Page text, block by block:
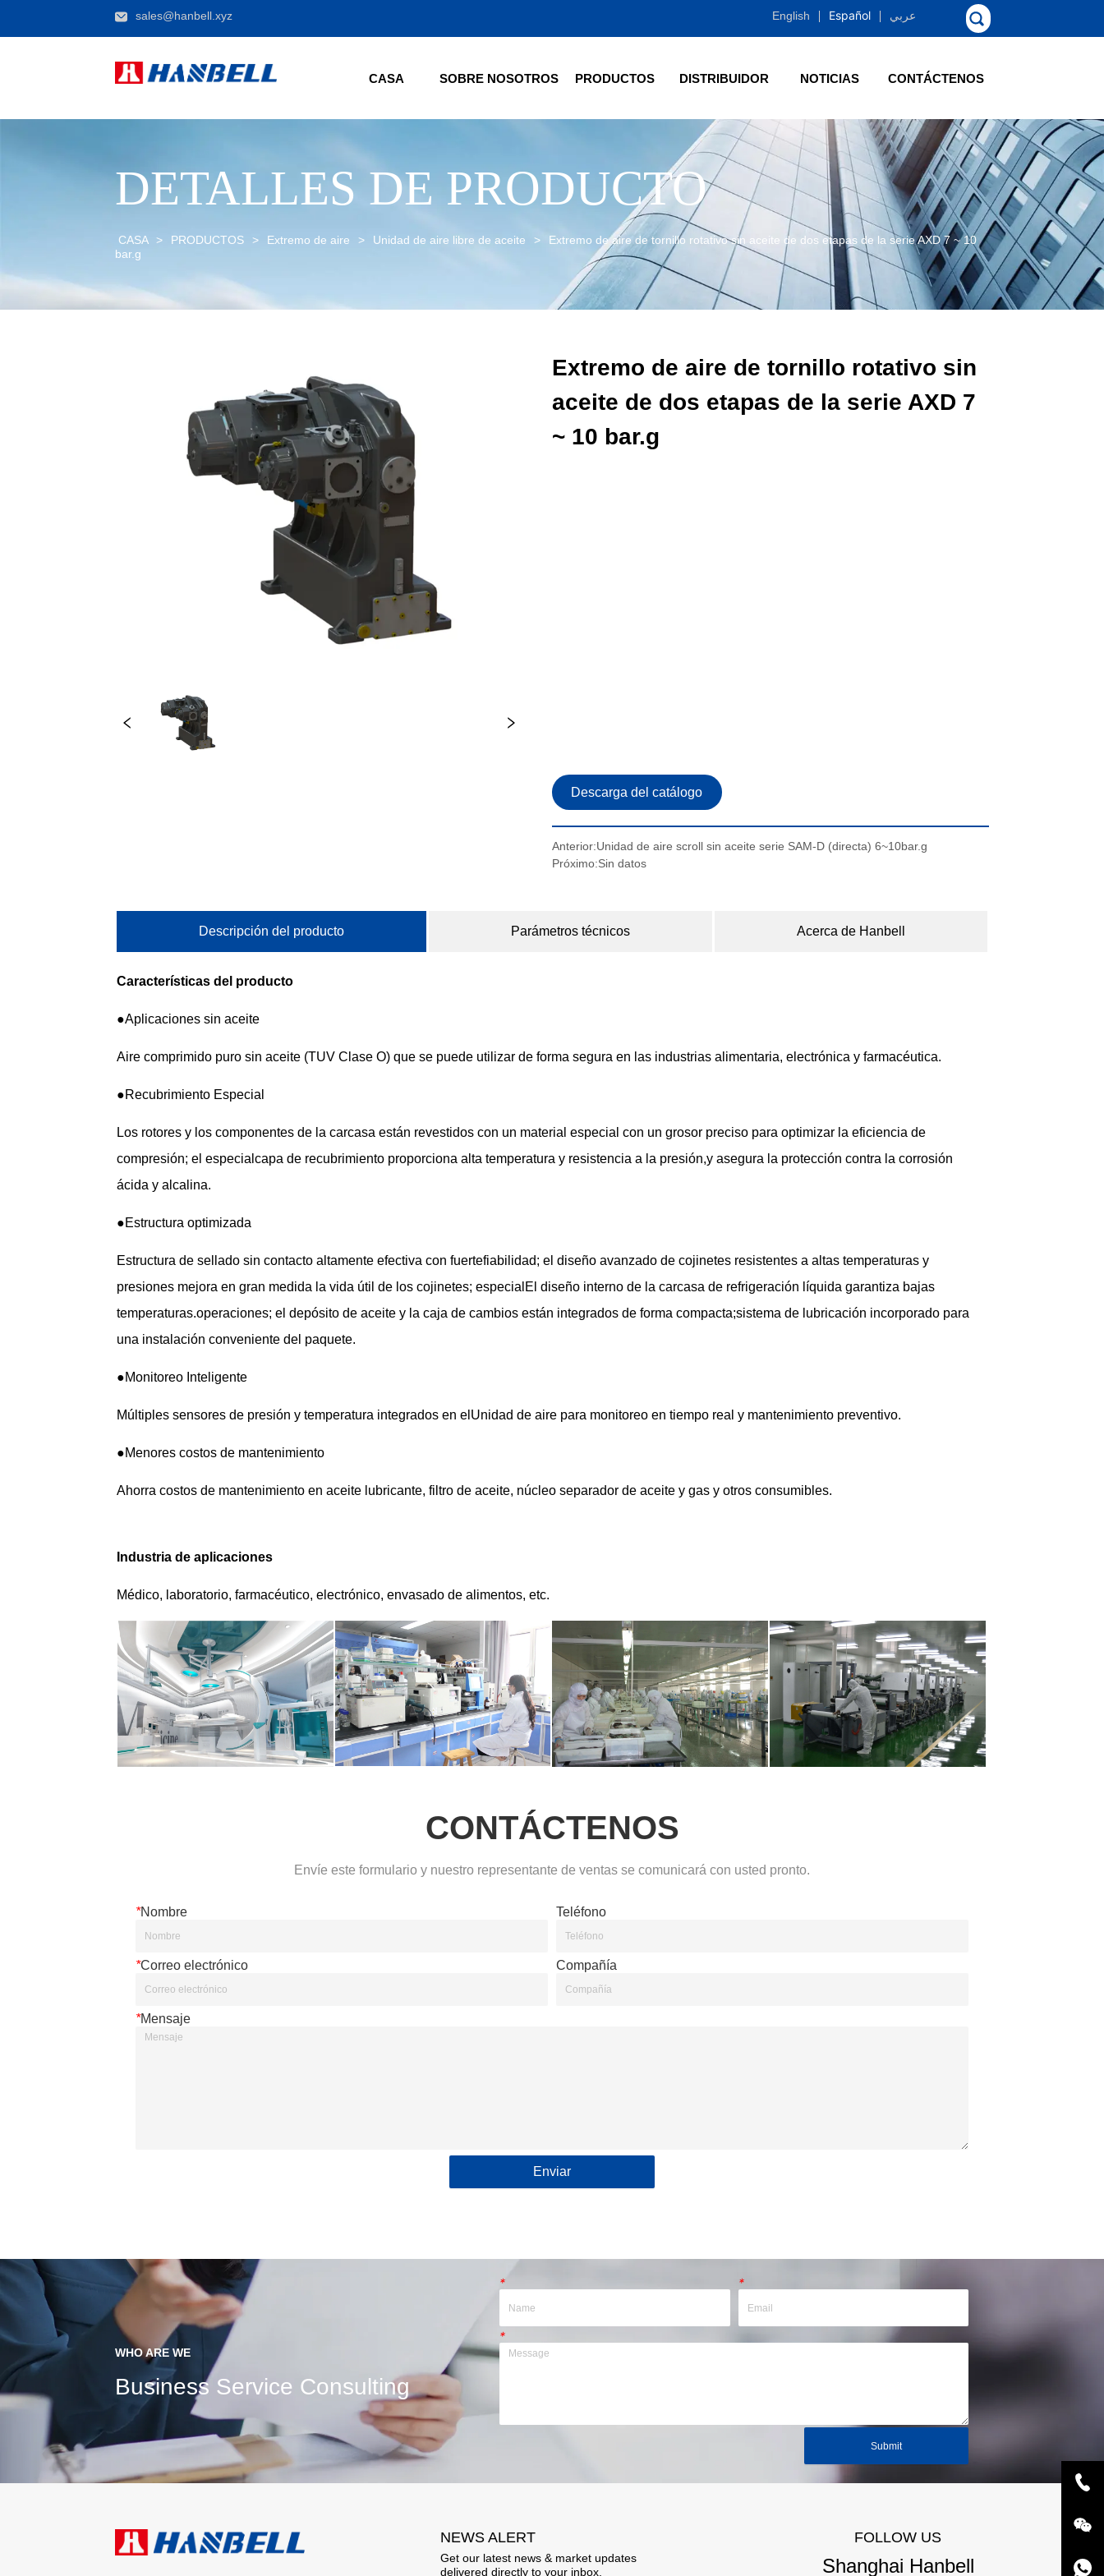
sales@hanbell.xyz English Español عربي
CASA SOBRE NOSOTROS PRODUCTOS DISTRIBUIDOR NOTICIAS CONTÁCTENOS
DETALLES DE PRODUCTO
CASA > PRODUCTOS > Extremo de aire > Unidad de aire libre de aceite >
Extremo de aire de tornillo rotativo sin aceite de dos etapas de la serie AXD 7 ~ 10
bar.g
Extremo de aire de tornillo rotativo sin
aceite de dos etapas de la serie AXD 7
~ 10 bar.g
Anterior:Unidad de aire scroll sin aceite serie SAM-D (directa) 6~10bar.g
Próximo:Sin datos
Descripción del producto Parámetros técnicos Acerca de Hanbell
CONTÁCTENOS
Envíe este formulario y nuestro representante de ventas se comunicará con usted pronto.
*Nombre Teléfono
*Correo electrónico Compañía
*Mensaje
Enviar
WHO ARE WE
Business Service Consulting
* *
*
Submit
NEWS ALERT
Get our latest news & market updates
delivered directly to your inbox.
FOLLOW US
Shanghai Hanbell